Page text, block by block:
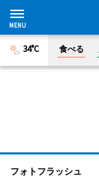
34°C 食べる
フォトフラッシュ